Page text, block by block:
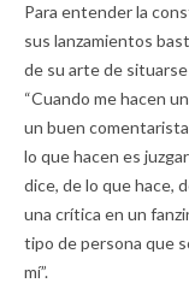
Para entender la
sus lanzamientos
de su arte de
“Cuando me hacen
un buen
lo que hacen es
dice, de lo que hace,
una crítica en un
tipo de persona que
mí”.